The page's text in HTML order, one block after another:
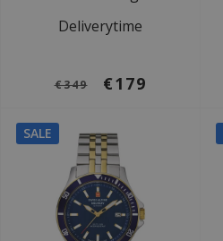
Deliverytime
€349 €179
SALE